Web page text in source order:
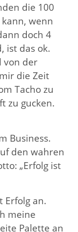
die 100
wenn
doch 4
ist das ok.
von der
die Zeit
Tacho zu
zu gucken.
Business.
den wahren
„Erfolg ist
Erfolg an.
meine
Palette an